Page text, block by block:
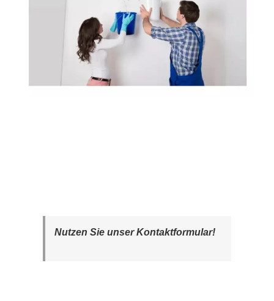
Nutzen Sie unser Kontaktformular!